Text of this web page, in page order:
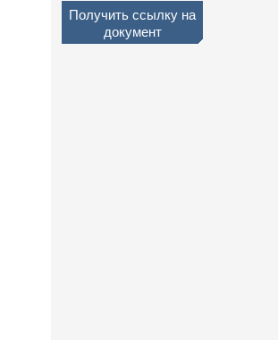
Получить ссылку на
документ